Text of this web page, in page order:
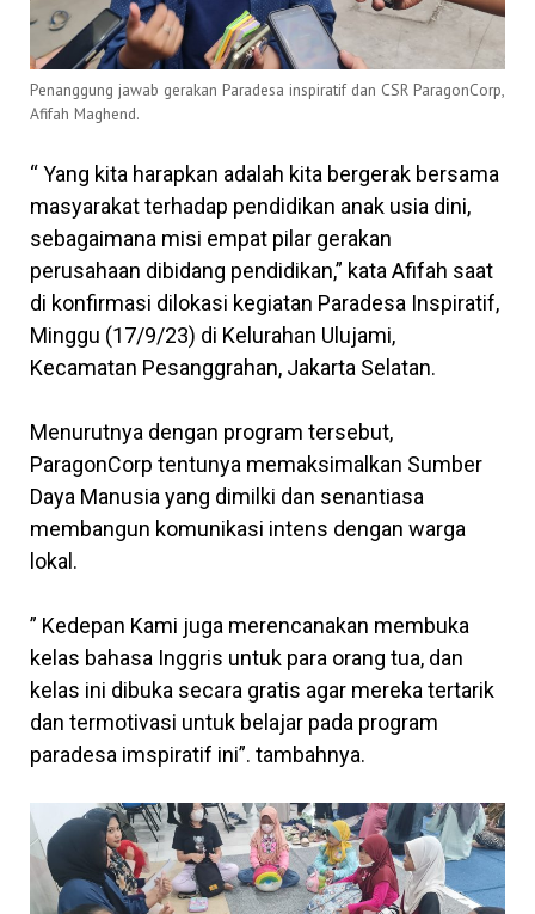
Penanggung jawab gerakan Paradesa inspiratif dan CSR ParagonCorp,
Afifah Maghend.
“ Yang kita harapkan adalah kita bergerak bersama
masyarakat terhadap pendidikan anak usia dini,
sebagaimana misi empat pilar gerakan
perusahaan dibidang pendidikan,” kata Afifah saat
di konfirmasi dilokasi kegiatan Paradesa Inspiratif,
Minggu (17/9/23) di Kelurahan Ulujami,
Kecamatan Pesanggrahan, Jakarta Selatan.
Menurutnya dengan program tersebut,
ParagonCorp tentunya memaksimalkan Sumber
Daya Manusia yang dimilki dan senantiasa
membangun komunikasi intens dengan warga
lokal.
” Kedepan Kami juga merencanakan membuka
kelas bahasa Inggris untuk para orang tua, dan
kelas ini dibuka secara gratis agar mereka tertarik
dan termotivasi untuk belajar pada program
paradesa imspiratif ini”. tambahnya.